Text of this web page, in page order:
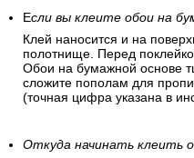
Если вы клеите обои на
Клей наносится и на
полотнище. Перед
Обои на бумажной основе
сложите пополам для
(точная цифра указана в
Откуда начинать клеить